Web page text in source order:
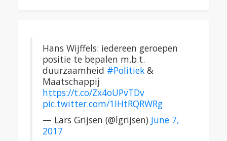
Hans Wijffels: iedereen geroepen
positie te bepalen m.b.t.
duurzaamheid #Politiek &
Maatschappij
https://t.co/Zx4oUPvTDv
pic.twitter.com/1IHtRQRWRg
— Lars Grijsen (@lgrijsen) June 7,
2017